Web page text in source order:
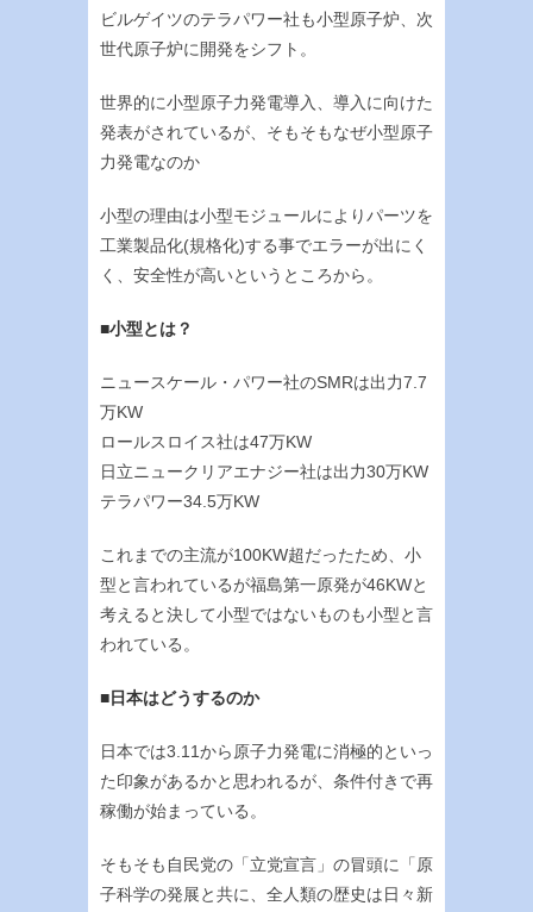
ビルゲイツのテラパワー社も小型原子炉、次
世代原子炉に開発をシフト。
世界的に小型原子力発電導入、導入に向けた
発表がされているが、そもそもなぜ小型原子
力発電なのか
小型の理由は小型モジュールによりパーツを
工業製品化(規格化)する事でエラーが出にく
く、安全性が高いというところから。
■小型とは？
ニュースケール・パワー社のSMRは出力7.7
万KW
ロールスロイス社は47万KW
日立ニュークリアエナジー社は出力30万KW
テラパワー34.5万KW
これまでの主流が100KW超だったため、小
型と言われているが福島第一原発が46KWと
考えると決して小型ではないものも小型と言
われている。
■日本はどうするのか
日本では3.11から原子力発電に消極的といっ
た印象があるかと思われるが、条件付きで再
稼働が始まっている。
そもそも自民党の「立党宣言」の冒頭に「原
子科学の発展と共に、全人類の歴史は日々新